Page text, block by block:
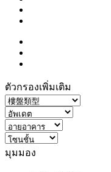
ตัวกรองเพิ่มเติม
มุมมอง